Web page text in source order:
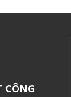
CÔNG